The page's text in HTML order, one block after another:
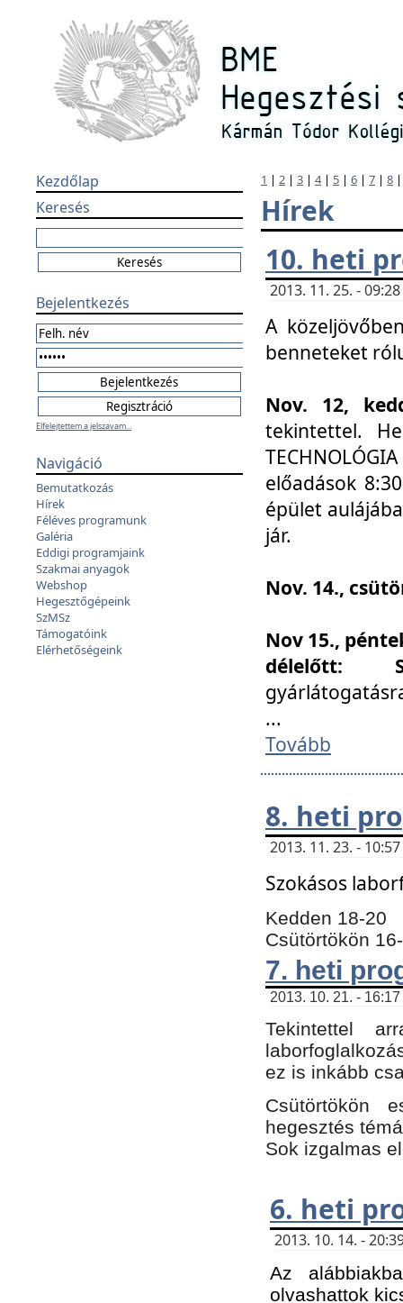
Kezdőlap
Keresés
Bejelentkezés
Elfelejtettem a jelszavam...
Navigáció
Bemutatkozás
Hírek
Féléves programunk
Galéria
Eddigi programjaink
Szakmai anyagok
Webshop
Hegesztőgépeink
SzMSz
Támogatóink
Elérhetőségeink
1 | 2 | 3 | 4| 5 | 6 | 7 | 8
Hírek
10. heti
2013. 11. 25. -
A
benneteket
Nov. 12,
tekintettel.
előadások
épület
jár.
Nov. 14.,
Nov 15.,
délelőtt:
...
Tovább
8. heti
2013. 11. 23. -
Szokásos
Kedden 18-20
Csütörtökön
7. heti
2013. 10. 21. -
Tekintettel
ez is inkább
Csütörtökön
hegesztés
Sok izgalmas
6. heti
2013. 10. 14. -
Az
olvashattok